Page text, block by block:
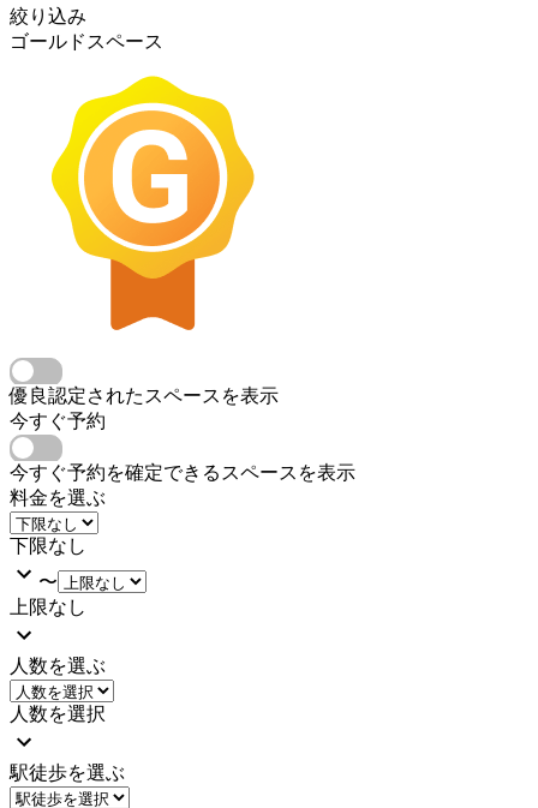
絞り込み
ゴールドスペース
優良認定されたスペースを表示
今すぐ予約
今すぐ予約を確定できるスペースを表示
料金を選ぶ
下限なし
〜
上限なし
人数を選ぶ
人数を選択
駅徒歩を選ぶ